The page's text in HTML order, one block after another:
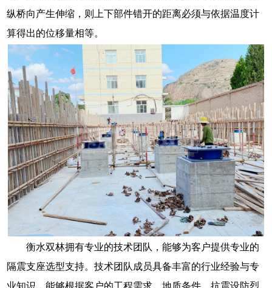
纵桥向产生伸缩，则上下部件错开的距离必须与依据温度计
算得出的位移量相等。
衡水双林拥有专业的技术团队，能够为客户提供专业的
隔震支座选型支持。技术团队成员具备丰富的行业经验与专
业知识，能够根据客户的工程需求、地质条件、抗震设防烈